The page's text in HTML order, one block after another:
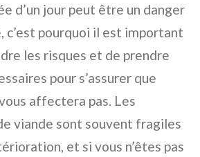
d’un jour peut être un danger
c’est pourquoi il est important
les risques et de prendre
pour s’assurer que
affectera pas. Les
viande sont souvent fragiles
et si vous n’êtes pas